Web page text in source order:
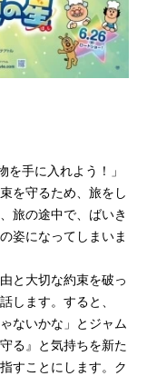
を手に入れよう！」
を守るため、旅をし
旅の途中で、ばいき
姿になってしまいま
と大切な約束を破っ
します。すると、
ないかな」とジャム
る』と気持ちを新た
すことにします。ク